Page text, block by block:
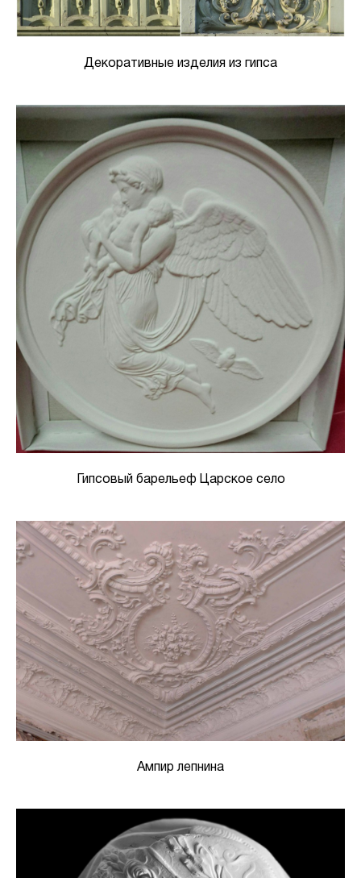
Декоративные изделия из гипса
Гипсовый барельеф Царское село
Ампир лепнина